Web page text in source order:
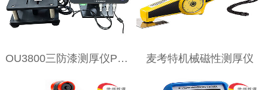
OU3800三防漆测厚仪PCB电路板漆膜仪 麦考特机械磁性测厚仪